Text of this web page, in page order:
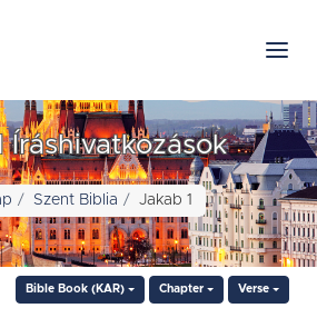
Íráshivatkozások
Szent Biblia Jakab 1
Bible Book (KAR) Chapter Verse